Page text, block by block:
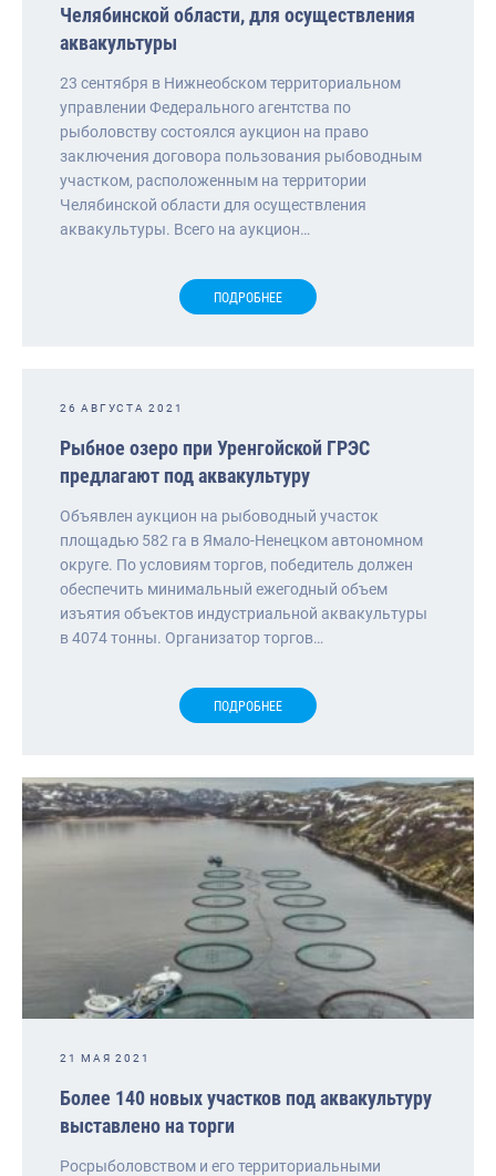
Челябинской области, для осуществления
аквакультуры
23 сентября в Нижнеобском территориальном
управлении Федерального агентства по
рыболовству состоялся аукцион на право
заключения договора пользования рыбоводным
участком, расположенным на территории
Челябинской области для осуществления
аквакультуры. Всего на аукцион…
ПОДРОБНЕЕ
26 АВГУСТА 2021
Рыбное озеро при Уренгойской ГРЭС
предлагают под аквакультуру
Объявлен аукцион на рыбоводный участок
площадью 582 га в Ямало-Ненецком автономном
округе. По условиям торгов, победитель должен
обеспечить минимальный ежегодный объем
изъятия объектов индустриальной аквакультуры
в 4074 тонны. Организатор торгов…
ПОДРОБНЕЕ
21 МАЯ 2021
Более 140 новых участков под аквакультуру
выставлено на торги
Росрыболовством и его территориальными